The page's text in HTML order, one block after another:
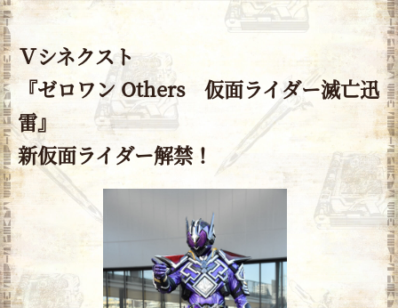
Ｖシネクスト
『ゼロワン Others 仮面ライダー滅亡迅
雷』
新仮面ライダー解禁！